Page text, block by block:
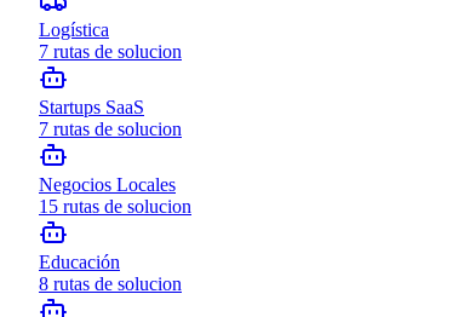
Logística
7 rutas de solucion
Startups SaaS
7 rutas de solucion
Negocios Locales
15 rutas de solucion
Educación
8 rutas de solucion